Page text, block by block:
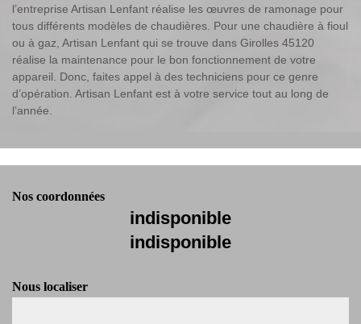
l’entreprise Artisan Lenfant réalise les œuvres de ramonage pour
tous différents modèles de chaudières. Pour une chaudière à fioul
ou à gaz, Artisan Lenfant qui se trouve dans Girolles 45120
réalise la maintenance pour le bon fonctionnement de votre
appareil. Donc, faites appel à des techniciens pour ce genre
d’opération. Artisan Lenfant est à votre service tout au long de
l’année.
Nos coordonnées
indisponible
indisponible
Nous localiser